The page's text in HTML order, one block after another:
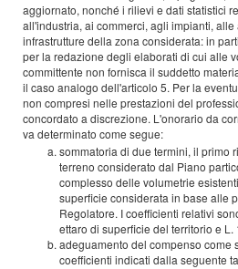
aggiornato, nonché i rilievi e dati statistici
all'industria, ai commerci, agli impianti, alle
infrastrutture della zona considerata: in
per la redazione degli elaborati di cui alle
committente non fornisca il suddetto
il caso analogo dell'articolo 5. Per la
non compresi nelle prestazioni del
concordato a discrezione. L'onorario da
va determinato come segue:
sommatoria di due termini, il primo
terreno considerato dal Piano
complesso delle volumetrie
superficie considerata in base alle
Regolatore. I coefficienti relativi
ettaro di superficie del territorio e
adeguamento del compenso come
coefficienti indicati dalla seguente